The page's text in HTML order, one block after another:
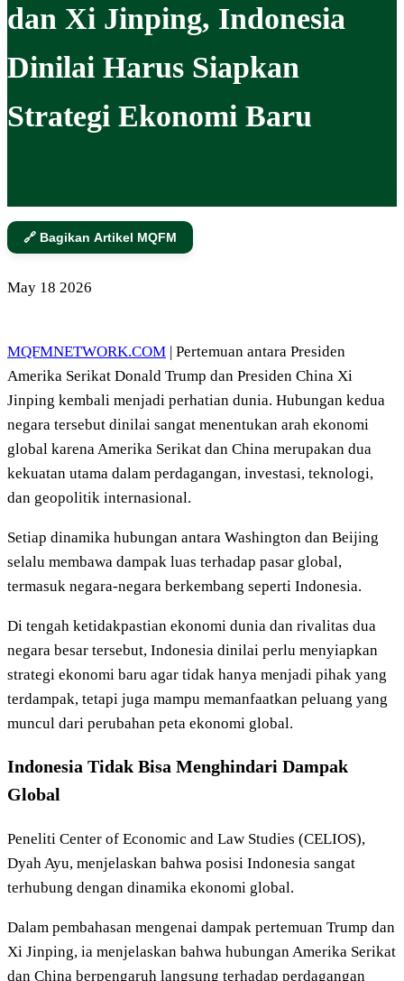
dan Xi Jinping, Indonesia
Dinilai Harus Siapkan
Strategi Ekonomi Baru
🔗 Bagikan Artikel MQFM
May 18 2026
MQFMNETWORK.COM | Pertemuan antara Presiden
Amerika Serikat Donald Trump dan Presiden China Xi
Jinping kembali menjadi perhatian dunia. Hubungan kedua
negara tersebut dinilai sangat menentukan arah ekonomi
global karena Amerika Serikat dan China merupakan dua
kekuatan utama dalam perdagangan, investasi, teknologi,
dan geopolitik internasional.
Setiap dinamika hubungan antara Washington dan Beijing
selalu membawa dampak luas terhadap pasar global,
termasuk negara-negara berkembang seperti Indonesia.
Di tengah ketidakpastian ekonomi dunia dan rivalitas dua
negara besar tersebut, Indonesia dinilai perlu menyiapkan
strategi ekonomi baru agar tidak hanya menjadi pihak yang
terdampak, tetapi juga mampu memanfaatkan peluang yang
muncul dari perubahan peta ekonomi global.
Indonesia Tidak Bisa Menghindari Dampak
Global
Peneliti Center of Economic and Law Studies (CELIOS),
Dyah Ayu, menjelaskan bahwa posisi Indonesia sangat
terhubung dengan dinamika ekonomi global.
Dalam pembahasan mengenai dampak pertemuan Trump dan
Xi Jinping, ia menjelaskan bahwa hubungan Amerika Serikat
dan China berpengaruh langsung terhadap perdagangan